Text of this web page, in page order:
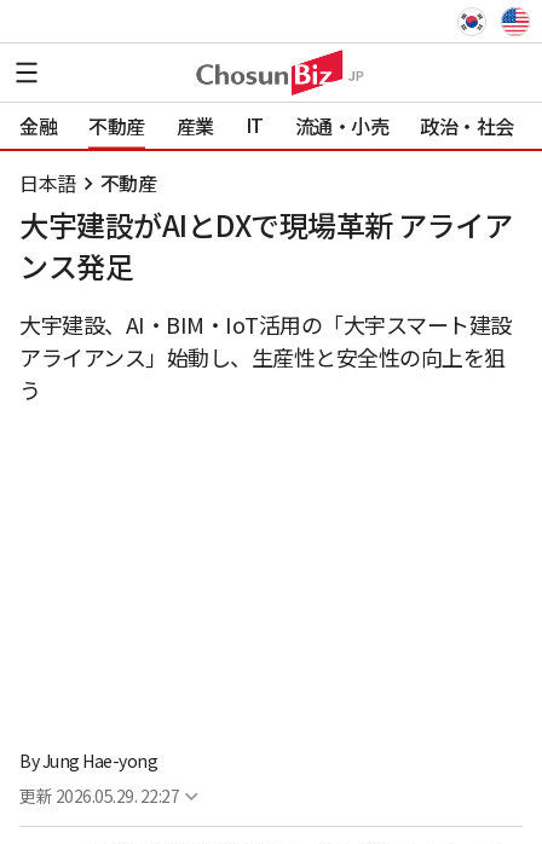
金融 不動産 産業 IT 流通・小売 政治・社会
日本語 不動産
大宇建設がAIとDXで現場革新 アライア
ンス発足
大宇建設、AI・BIM・IoT活用の「大宇スマート建設
アライアンス」始動し、生産性と安全性の向上を狙
う
ByJung Hae-yong
更新 2026.05.29. 22:27